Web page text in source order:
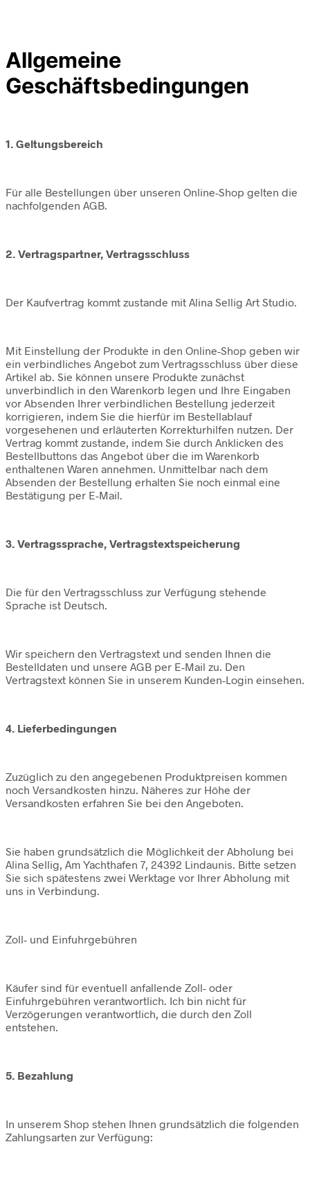
Allgemeine
Geschäftsbedingungen
1. Geltungsbereich
Für alle Bestellungen über unseren Online-Shop gelten die
nachfolgenden AGB.
2. Vertragspartner, Vertragsschluss
Der Kaufvertrag kommt zustande mit Alina Sellig Art Studio.
Mit Einstellung der Produkte in den Online-Shop geben wir
ein verbindliches Angebot zum Vertragsschluss über diese
Artikel ab. Sie können unsere Produkte zunächst
unverbindlich in den Warenkorb legen und Ihre Eingaben
vor Absenden Ihrer verbindlichen Bestellung jederzeit
korrigieren, indem Sie die hierfür im Bestellablauf
vorgesehenen und erläuterten Korrekturhilfen nutzen. Der
Vertrag kommt zustande, indem Sie durch Anklicken des
Bestellbuttons das Angebot über die im Warenkorb
enthaltenen Waren annehmen. Unmittelbar nach dem
Absenden der Bestellung erhalten Sie noch einmal eine
Bestätigung per E-Mail.
3. Vertragssprache, Vertragstextspeicherung
Die für den Vertragsschluss zur Verfügung stehende
Sprache ist Deutsch.
Wir speichern den Vertragstext und senden Ihnen die
Bestelldaten und unsere AGB per E-Mail zu. Den
Vertragstext können Sie in unserem Kunden-Login einsehen.
4. Lieferbedingungen
Zuzüglich zu den angegebenen Produktpreisen kommen
noch Versandkosten hinzu. Näheres zur Höhe der
Versandkosten erfahren Sie bei den Angeboten.
Sie haben grundsätzlich die Möglichkeit der Abholung bei
Alina Sellig, Am Yachthafen 7, 24392 Lindaunis. Bitte setzen
Sie sich spätestens zwei Werktage vor Ihrer Abholung mit
uns in Verbindung.
Zoll- und Einfuhrgebühren
Käufer sind für eventuell anfallende Zoll- oder
Einfuhrgebühren verantwortlich. Ich bin nicht für
Verzögerungen verantwortlich, die durch den Zoll
entstehen.
5. Bezahlung
In unserem Shop stehen Ihnen grundsätzlich die folgenden
Zahlungsarten zur Verfügung: